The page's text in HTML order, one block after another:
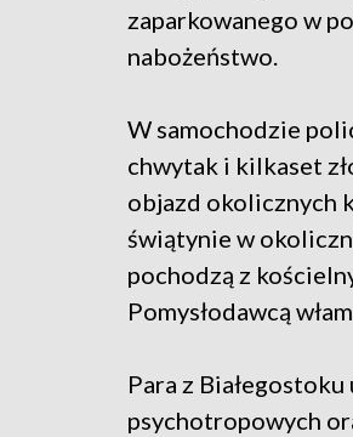
zaparkowanego w
nabożeństwo.
W samochodzie
chwytak i kilkaset
objazd okolicznych
świątynie w
pochodzą z
Pomysłodawcą
Para z
psychotropowych